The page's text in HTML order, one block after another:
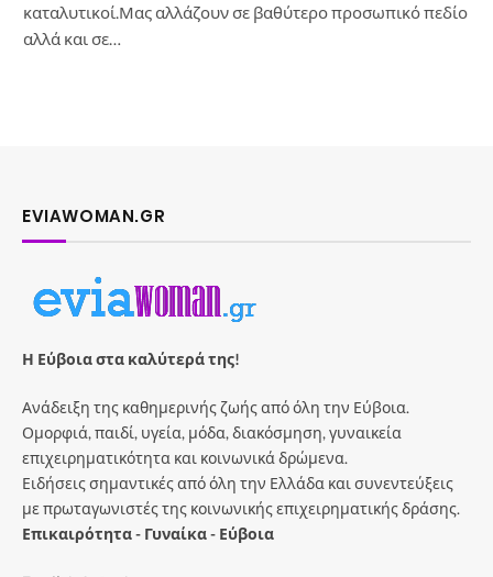
καταλυτικοί.Μας αλλάζουν σε βαθύτερο προσωπικό πεδίο
αλλά και σε…
EVIAWOMAN.GR
Η Εύβοια στα καλύτερά της!
Ανάδειξη της καθημερινής ζωής από όλη την Εύβοια.
Ομορφιά, παιδί, υγεία, μόδα, διακόσμηση, γυναικεία
επιχειρηματικότητα και κοινωνικά δρώμενα.
Ειδήσεις σημαντικές από όλη την Ελλάδα και συνεντεύξεις
με πρωταγωνιστές της κοινωνικής επιχειρηματικής δράσης.
Επικαιρότητα - Γυναίκα - Εύβοια